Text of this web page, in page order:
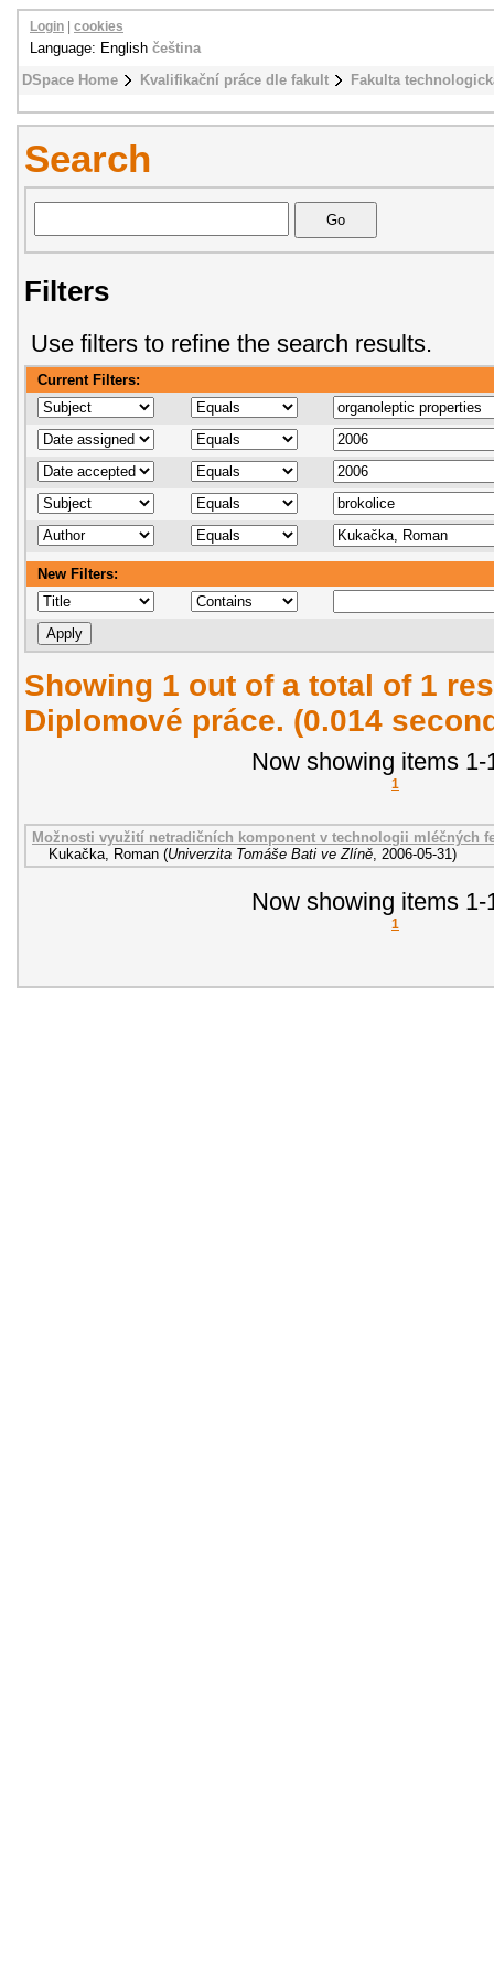
DSpace Home Kvalifikační práce dle fakult Fakulta
Login cookies
Language: English čeština
Search
Filters
Use filters to refine the search results.
Current Filters:
New Filters:
Showing 1 out of a total of 1
Diplomové práce. (0.014
Now showing items 1-
1
Možnosti využití netradičních komponent v technologii mléčných
Kukačka, Roman (Univerzita Tomáše Bati ve Zlíně, 2006-05-31)
Now showing items 1-
1